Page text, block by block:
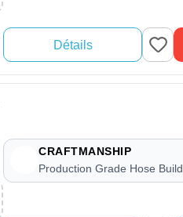
Détails
CRAFTMANSHIP
Production Grade Hose Build